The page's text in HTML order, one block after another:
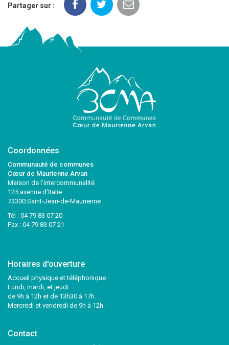
Partager sur :
Coordonnées
Communauté de communes
Cœur de Maurienne Arvan
Maison de l’intercommunalité
125 avenue d’Italie
73300 Saint-Jean-de-Maurienne
Tél : 04 79 83 07 20
Fax : 04 79 83 07 21
Horaires d'ouverture
Accueil physique et téléphonique :
Lundi, mardi, et jeudi
de 9h à 12h et de 13h30 à 17h.
Mercredi et vendredi de 9h à 12h.
Contact